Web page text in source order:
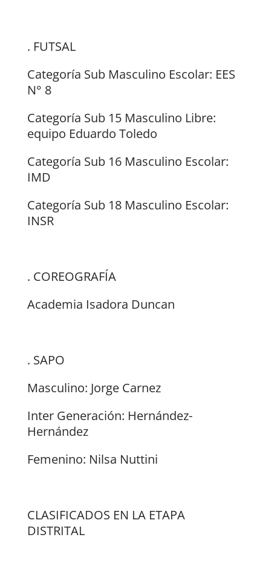
. FUTSAL
Categoría Sub Masculino Escolar: EES
N° 8
Categoría Sub 15 Masculino Libre:
equipo Eduardo Toledo
Categoría Sub 16 Masculino Escolar:
IMD
Categoría Sub 18 Masculino Escolar:
INSR
. COREOGRAFÍA
Academia Isadora Duncan
. SAPO
Masculino: Jorge Carnez
Inter Generación: Hernández-
Hernández
Femenino: Nilsa Nuttini
CLASIFICADOS EN LA ETAPA
DISTRITAL